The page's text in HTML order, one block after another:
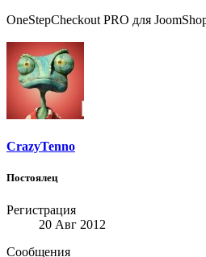
OneStepCheckout PRO для
CrazyTenno
Постоялец
Регистрация
20 Авг 2012
Сообщения